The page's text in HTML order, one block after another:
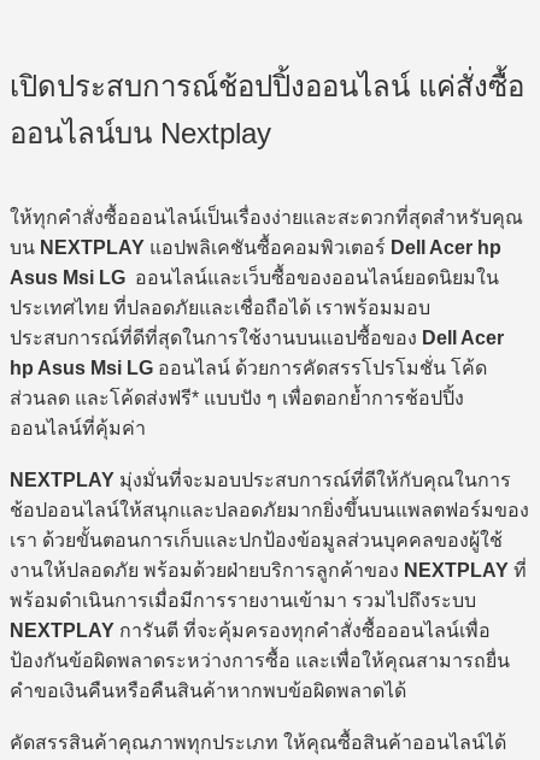
เปิดประสบการณ์ช้อปปิ้งออนไลน์ แค่สั่งซื้อ
ออนไลน์บน Nextplay
ให้ทุกคำสั่งซื้อออนไลน์เป็นเรื่องง่ายและสะดวกที่สุดสำหรับคุณ
บน NEXTPLAY แอปพลิเคชันซื้อคอมพิวเตอร์ Dell Acer hp
Asus Msi LG ออนไลน์และเว็บซื้อของออนไลน์ยอดนิยมใน
ประเทศไทย ที่ปลอดภัยและเชื่อถือได้ เราพร้อมมอบ
ประสบการณ์ที่ดีที่สุดในการใช้งานบนแอปซื้อของ Dell Acer
hp Asus Msi LG ออนไลน์ ด้วยการคัดสรรโปรโมชั่น โค้ด
ส่วนลด และโค้ดส่งฟรี* แบบปัง ๆ เพื่อตอกย้ำการช้อปปิ้ง
ออนไลน์ที่คุ้มค่า
NEXTPLAY มุ่งมั่นที่จะมอบประสบการณ์ที่ดีให้กับคุณในการ
ช้อปออนไลน์ให้สนุกและปลอดภัยมากยิ่งขึ้นบนแพลตฟอร์มของ
เรา ด้วยขั้นตอนการเก็บและปกป้องข้อมูลส่วนบุคคลของผู้ใช้
งานให้ปลอดภัย พร้อมด้วยฝ่ายบริการลูกค้าของ NEXTPLAY ที่
พร้อมดำเนินการเมื่อมีการรายงานเข้ามา รวมไปถึงระบบ
NEXTPLAY การันตี ที่จะคุ้มครองทุกคำสั่งซื้อออนไลน์เพื่อ
ป้องกันข้อผิดพลาดระหว่างการซื้อ และเพื่อให้คุณสามารถยื่น
คำขอเงินคืนหรือคืนสินค้าหากพบข้อผิดพลาดได้
คัดสรรสินค้าคุณภาพทุกประเภท ให้คุณซื้อสินค้าออนไลน์ได้